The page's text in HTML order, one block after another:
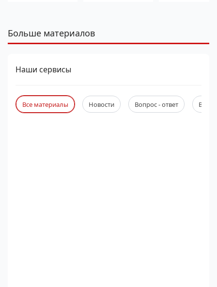
Больше материалов
Наши сервисы
Все материалы Новости Вопрос - ответ